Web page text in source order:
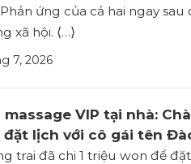
ứng của cả hai ngay
xã hội. ⟨…⟩
7, 2026
massage VIP tại nhà:
đặt lịch với cô gái tên
trai đã chi 1 triệu won để